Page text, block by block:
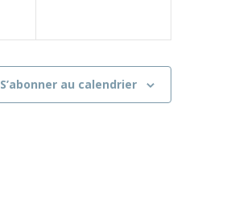
S’abonner au calendrier